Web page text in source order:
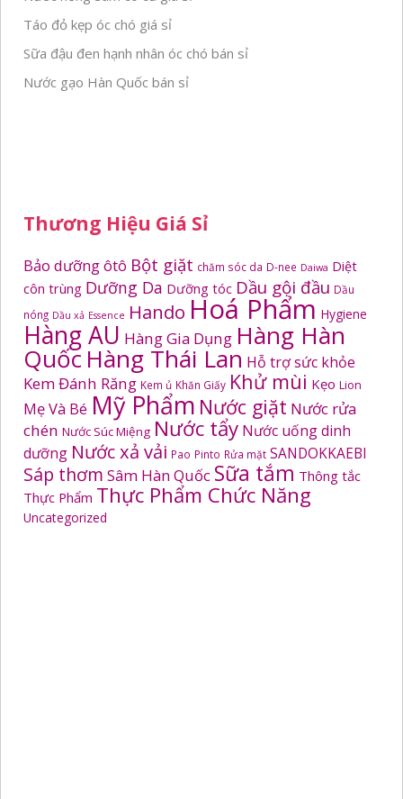
Táo đỏ kẹp óc chó giá sỉ
Sữa đậu đen hạnh nhân óc chó bán sỉ
Nước gạo Hàn Quốc bán sỉ
Thương Hiệu Giá Sỉ
Bảo dưỡng ôtô Bột giặt chăm sóc da D-nee Daiwa Diệt
côn trùng Dưỡng Da Dưỡng tóc Dầu gội đầu Dầu
nóng Dầu xả Essence Hando Hoá Phẩm Hygiene
Hàng AU Hàng Gia Dụng Hàng Hàn
Quốc Hàng Thái Lan Hỗ trợ sức khỏe
Kem Đánh Răng Kem ủ Khăn Giấy Khử mùi Kẹo Lion
Mẹ Và Bé Mỹ Phẩm Nước giặt Nước rửa
chén Nước Súc Miệng Nước tẩy Nước uống dinh
dưỡng Nước xả vải Pao Pinto Rửa mặt SANDOKKAEBI
Sáp thơm Sâm Hàn Quốc Sữa tắm Thông tắc
Thực Phẩm Thực Phẩm Chức Năng
Uncategorized